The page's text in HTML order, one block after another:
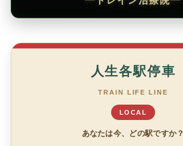
人生各駅停車
TRAIN LIFE LINE
LOCAL
あなたは今、どの駅ですか？